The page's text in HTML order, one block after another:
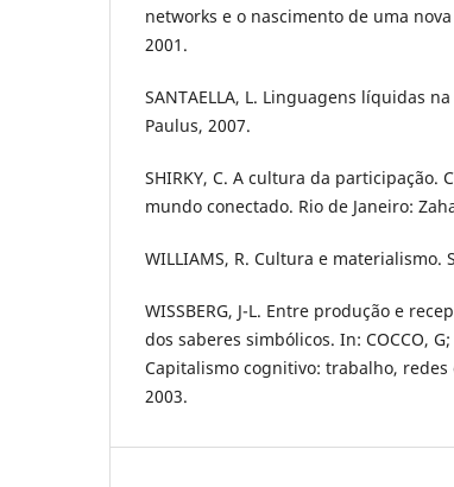
networks e o nascimento de uma
2001.
SANTAELLA, L. Linguagens líquidas
Paulus, 2007.
SHIRKY, C. A cultura da participação.
mundo conectado. Rio de Janeiro:
WILLIAMS, R. Cultura e materialismo.
WISSBERG, J-L. Entre produção e
dos saberes simbólicos. In: COCCO, G;
Capitalismo cognitivo: trabalho, redes
2003.